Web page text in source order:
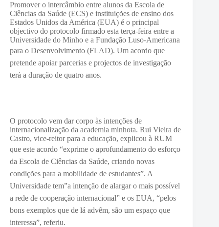
Promover o intercâmbio entre alunos da Escola de
Ciências da Saúde (ECS) e instituições de ensino dos
Estados Unidos da América (EUA) é o principal
objectivo do protocolo firmado esta terça-feira entre a
Universidade do Minho e a Fundação Luso-Americana
para o Desenvolvimento (FLAD). Um acordo que
pretende apoiar parcerias e projectos de investigação
terá a duração de quatro anos.
O protocolo vem dar corpo às intenções de
internacionalização da academia minhota. Rui Vieira de
Castro, vice-reitor para a educação, explicou à RUM
que este acordo “exprime o aprofundamento do esforço
da Escola de Ciências da Saúde, criando novas
condições para a mobilidade de estudantes”. A
Universidade tem”a intenção de alargar o mais possível
a rede de cooperação internacional” e os EUA, “pelos
bons exemplos que de lá advêm, são um espaço que
interessa”, referiu.